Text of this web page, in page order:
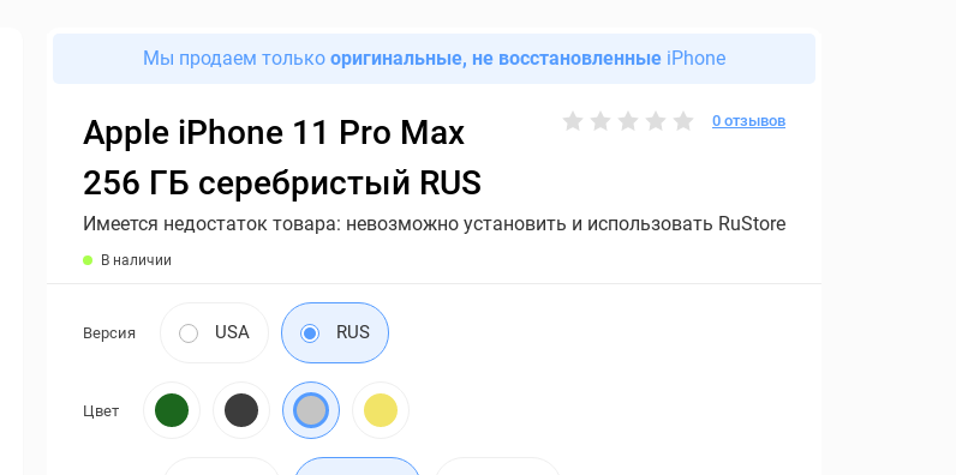
Мы продаем только оригинальные, не восстановленные iPhone
Apple iPhone 11 Pro Max
256 ГБ серебристый RUS
0 отзывов
Имеется недостаток товара: невозможно установить и использовать RuStore
В наличии
Версия USA RUS
Цвет